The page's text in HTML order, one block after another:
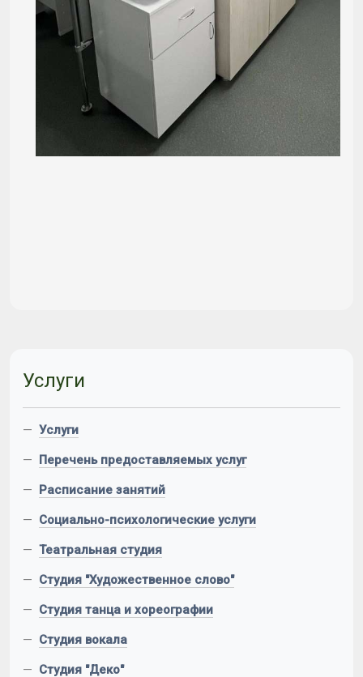
Услуги
— Услуги
— Перечень предоставляемых услуг
— Расписание занятий
— Социально-психологические услуги
— Театральная студия
— Студия "Художественное слово"
— Студия танца и хореографии
— Студия вокала
— Студия "Деко"